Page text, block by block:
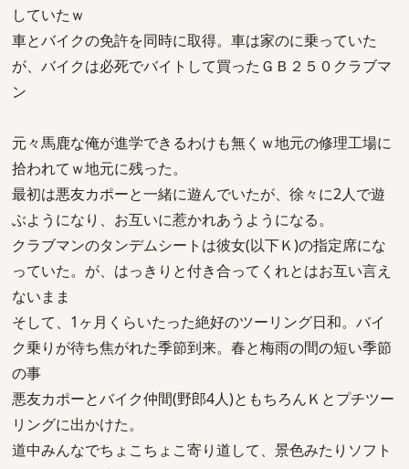
していたｗ
車とバイクの免許を同時に取得。車は家のに乗っていた
が、バイクは必死でバイトして買ったＧＢ２５０クラブマ
ン
元々馬鹿な俺が進学できるわけも無くｗ地元の修理工場に
拾われてｗ地元に残った。
最初は悪友カポーと一緒に遊んでいたが、徐々に2人で遊
ぶようになり、お互いに惹かれあうようになる。
クラブマンのタンデムシートは彼女(以下Ｋ)の指定席にな
っていた。が、はっきりと付き合ってくれとはお互い言え
ないまま
そして、1ヶ月くらいたった絶好のツーリング日和。バイ
ク乗りが待ち焦がれた季節到来。春と梅雨の間の短い季節
の事
悪友カポーとバイク仲間(野郎4人)ともちろんＫとプチツー
リングに出かけた。
道中みんなでちょこちょこ寄り道して、景色みたりソフト